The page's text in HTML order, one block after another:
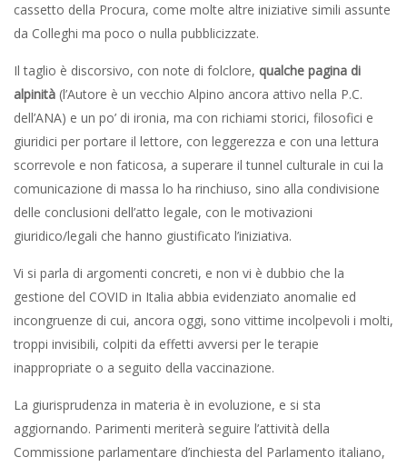
cassetto della Procura, come molte altre iniziative simili assunte
da Colleghi ma poco o nulla pubblicizzate.
Il taglio è discorsivo, con note di folclore, qualche pagina di
alpinità (l’Autore è un vecchio Alpino ancora attivo nella P.C.
dell’ANA) e un po’ di ironia, ma con richiami storici, filosofici e
giuridici per portare il lettore, con leggerezza e con una lettura
scorrevole e non faticosa, a superare il tunnel culturale in cui la
comunicazione di massa lo ha rinchiuso, sino alla condivisione
delle conclusioni dell’atto legale, con le motivazioni
giuridico/legali che hanno giustificato l’iniziativa.
Vi si parla di argomenti concreti, e non vi è dubbio che la
gestione del COVID in Italia abbia evidenziato anomalie ed
incongruenze di cui, ancora oggi, sono vittime incolpevoli i molti,
troppi invisibili, colpiti da effetti avversi per le terapie
inappropriate o a seguito della vaccinazione.
La giurisprudenza in materia è in evoluzione, e si sta
aggiornando. Parimenti meriterà seguire l’attività della
Commissione parlamentare d’inchiesta del Parlamento italiano,